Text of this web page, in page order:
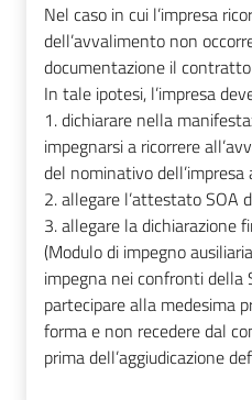
Nel caso in cui l’impresa
dell’avvalimento non
documentazione il
In tale ipotesi, l’impresa
1.dichiarare nella
impegnarsi a ricorrere
del nominativo dell’impresa
2.allegare l’attestato SOA
3.allegare la dichiarazione
(Modulo di impegno
impegna nei confronti
partecipare alla medesima
forma e non recedere dal
prima dell’aggiudicazione